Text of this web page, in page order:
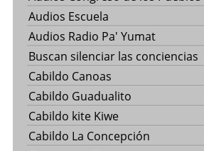
Audios Escuela
Audios Radio Pa' Yumat
Buscan silenciar las conciencias
Cabildo Canoas
Cabildo Guadualito
Cabildo kite Kiwe
Cabildo La Concepción